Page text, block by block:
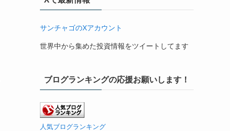
サンチャゴのXアカウント
世界中から集めた投資情報をツイートしてます
ブログランキングの応援お願いします！
人気ブログランキング